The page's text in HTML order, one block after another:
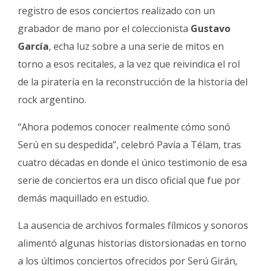
registro de esos conciertos realizado con un
grabador de mano por el coleccionista Gustavo
García, echa luz sobre a una serie de mitos en
torno a esos recitales, a la vez que reivindica el rol
de la piratería en la reconstrucción de la historia del
rock argentino.
“Ahora podemos conocer realmente cómo sonó
Serú en su despedida”, celebró Pavía a Télam, tras
cuatro décadas en donde el único testimonio de esa
serie de conciertos era un disco oficial que fue por
demás maquillado en estudio.
La ausencia de archivos formales fílmicos y sonoros
alimentó algunas historias distorsionadas en torno
a los últimos conciertos ofrecidos por Serú Girán,